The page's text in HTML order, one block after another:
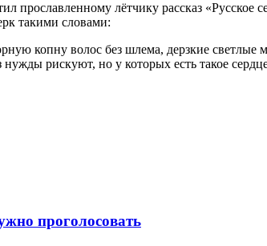
прославленному лётчику рассказ «Русское
такими словами:
копну волос без шлема, дерзкие светлые
рискуют, но у которых есть такое
проголосовать